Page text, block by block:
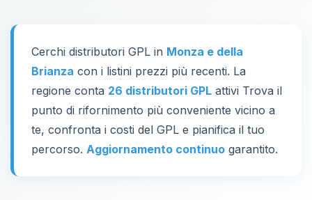
Cerchi distributori GPL in Monza e della
Brianza con i listini prezzi più recenti. La
regione conta 26 distributori GPL attivi Trova il
punto di rifornimento più conveniente vicino a
te, confronta i costi del GPL e pianifica il tuo
percorso. Aggiornamento continuo garantito.